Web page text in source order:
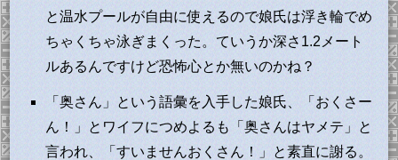
と温水プールが自由に使えるので娘氏は浮き輪でめ
ちゃくちゃ泳ぎまくった。ていうか深さ1.2メート
ルあるんですけど恐怖心とか無いのかね？
「奥さん」という語彙を入手した娘氏、「おくさー
ん！」とワイフにつめよるも「奥さんはヤメテ」と
言われ、「すいませんおくさん！」と素直に謝る。